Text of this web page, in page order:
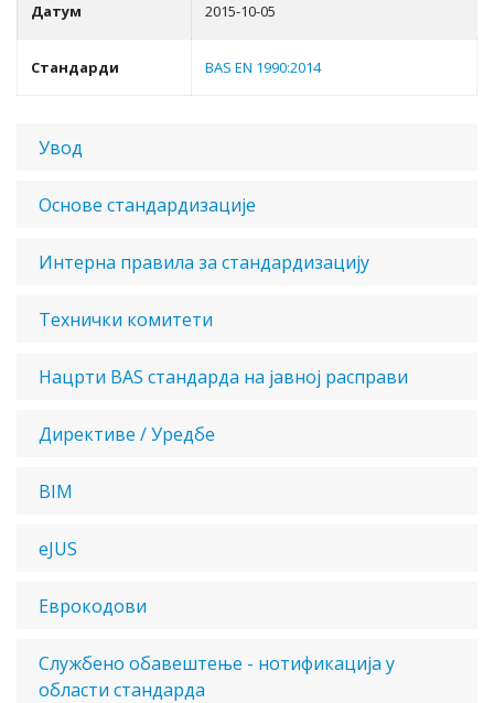
Датум 2015-10-05
Стандарди BAS EN 1990:2014
Увод
Основе стандардизације
Интерна правила за стандардизацију
Технички комитети
Нацрти BAS стандарда на јавној расправи
Директиве / Уредбе
BIM
eJUS
Еврокодови
Службено обавештење - нотификација у
области стандарда